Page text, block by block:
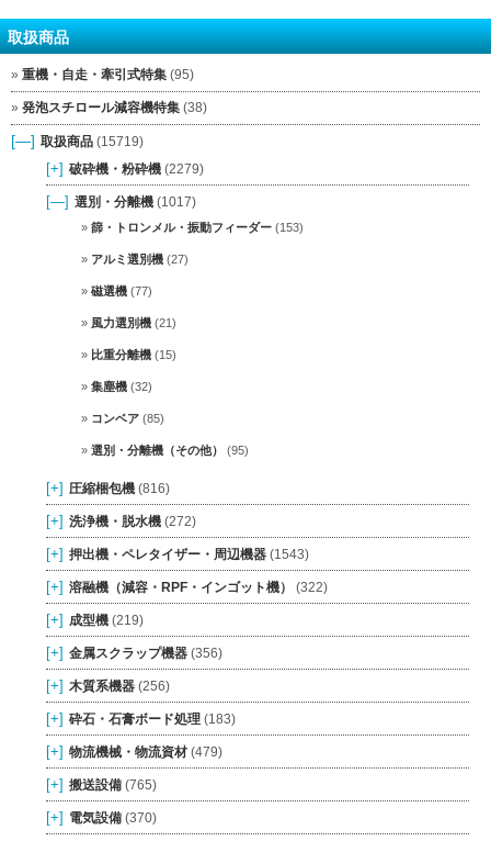
取扱商品
重機・自走・牽引式特集 (95)
発泡スチロール減容機特集 (38)
[—] 取扱商品 (15719)
[+] 破砕機・粉砕機 (2279)
[—] 選別・分離機 (1017)
篩・トロンメル・振動フィーダー (153)
アルミ選別機 (27)
磁選機 (77)
風力選別機 (21)
比重分離機 (15)
集塵機 (32)
コンベア (85)
選別・分離機（その他） (95)
[+] 圧縮梱包機 (816)
[+] 洗浄機・脱水機 (272)
[+] 押出機・ペレタイザー・周辺機器 (1543)
[+] 溶融機（減容・RPF・インゴット機） (322)
[+] 成型機 (219)
[+] 金属スクラップ機器 (356)
[+] 木質系機器 (256)
[+] 砕石・石膏ボード処理 (183)
[+] 物流機械・物流資材 (479)
[+] 搬送設備 (765)
[+] 電気設備 (370)